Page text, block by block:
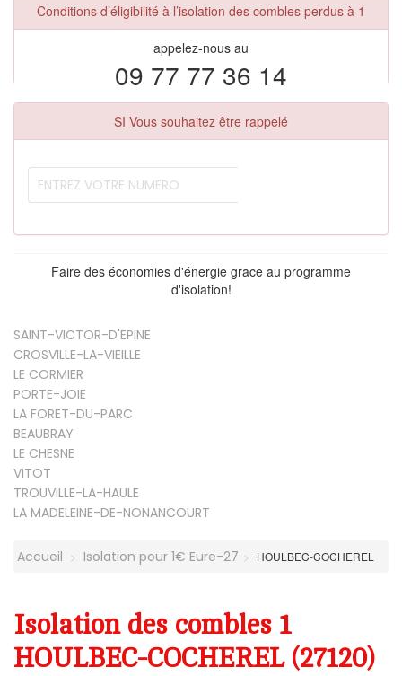
Conditions d’éligibilité à l’isolation des combles perdus à 1
appelez-nous au
09 77 77 36 14
SI Vous souhaitez être rappelé
Faire des économies d'énergie grace au programme
d'isolation!
SAINT-VICTOR-D'EPINE
CROSVILLE-LA-VIEILLE
LE CORMIER
PORTE-JOIE
LA FORET-DU-PARC
BEAUBRAY
LE CHESNE
VITOT
TROUVILLE-LA-HAULE
LA MADELEINE-DE-NONANCOURT
Accueil Isolation pour 1€ Eure-27 HOULBEC-COCHEREL
Isolation des combles 1
HOULBEC-COCHEREL (27120)